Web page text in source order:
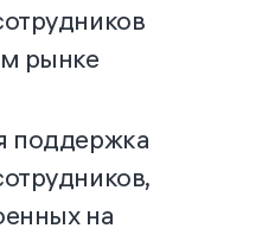
рынке
поддержка
на